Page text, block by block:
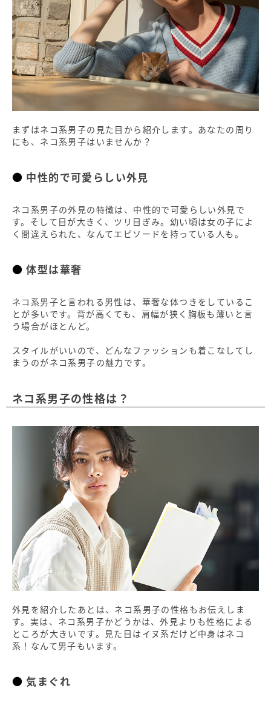
ネコ系男子へのアピール方法
分かりやすいアピールが◎
甘えてきた時には思い切り甘やかす
引き際を心得る
ラインは相手のペースに合わせる
ネコ系男子と相性が良い人
気まぐれなネコ系女子
素直なイヌ系女子
自由な相手を受け入れられる人
束縛は絶対NG
気持ちをしっかり伝える
デートは人が少ないところへ
ファッションやメイクはしっかり！
まずはネコ系男子の見た目から紹介します。あなたの周り
にも、ネコ系男子はいませんか？
中性的で可愛らしい外見
ネコ系男子の外見の特徴は、中性的で可愛らしい外見で
す。そして目が大きく、ツリ目ぎみ。幼い頃は女の子によ
く間違えられた、なんてエピソードを持っている人も。
体型は華奢
ネコ系男子と言われる男性は、華奢な体つきをしているこ
とが多いです。背が高くても、肩幅が狭く胸板も薄いと言
う場合がほとんど。
スタイルがいいので、どんなファッションも着こなしてし
まうのがネコ系男子の魅力です。
ネコ系男子の性格は？
外見を紹介したあとは、ネコ系男子の性格もお伝えしま
す。実は、ネコ系男子かどうかは、外見よりも性格による
ところが大きいです。見た目はイヌ系だけど中身はネコ
系！なんて男子もいます。
気まぐれ